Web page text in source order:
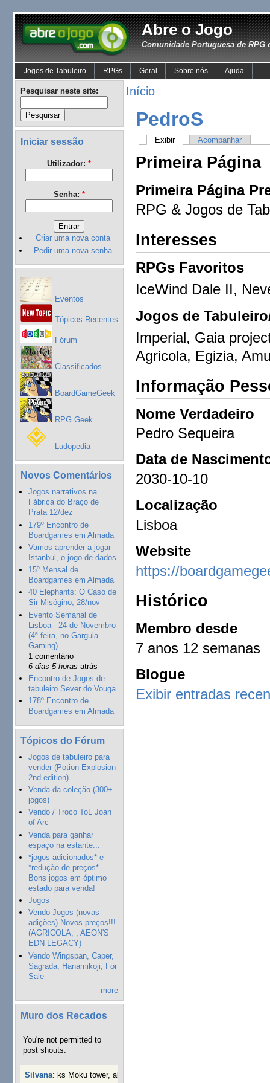
Abre o Jogo
Comunidade Portuguesa de RPG
Jogos de Tabuleiro RPGs Geral Sobre nós Ajuda
Pesquisar neste site:
Iniciar sessão
Utilizador: *
Senha: *
Criar uma nova conta
Pedir uma nova senha
Eventos
Tópicos Recentes
Fórum
Classificados
BoardGameGeek
RPG Geek
Ludopedia
Novos Comentários
Jogos narrativos na
Fábrica do Braço de
Prata 12/dez
179º Encontro de
Boardgames em Almada
Vamos aprender a jogar
Istanbul, o jogo de dados
15º Mensal de
Boardgames em Almada
40 Elephants: O Caso de
Sir Misógino, 28/nov
Evento Semanal de
Lisboa - 24 de Novembro
(4ª feira, no Gargula
Gaming)
1 comentário
6 dias 5 horas atrás
Encontro de Jogos de
tabuleiro Sever do Vouga
178º Encontro de
Boardgames em Almada
Tópicos do Fórum
Jogos de tabuleiro para
vender (Potion Explosion
2nd edition)
Venda da coleção (300+
jogos)
Vendo / Troco ToL Joan
of Arc
Venda para ganhar
espaço na estante...
*jogos adicionados* e
*redução de preços* -
Bons jogos em óptimo
estado para venda!
Jogos
Vendo Jogos (novas
adições) Novos preços!!!
(AGRICOLA, , AEON'S
EDN LEGACY)
Vendo Wingspan, Caper,
Sagrada, Hanamikoji, For
Sale
more
Muro dos Recados
You're not permitted to
post shouts.
Silvana: ks Moku tower, alguém interessado?
Início
PedroS
Exibir Acompanhar
Primeira Página
Primeira Página
RPG & Jogos de
Interesses
RPGs Favoritos
IceWind Dale II,
Jogos de
Imperial, Gaia
Agricola, Egizia,
Informação
Nome Verdadeiro
Pedro Sequeira
Data de
2030-10-10
Localização
Lisboa
Website
https://
Histórico
Membro desde
7 anos 12 semanas
Blogue
Exibir entradas